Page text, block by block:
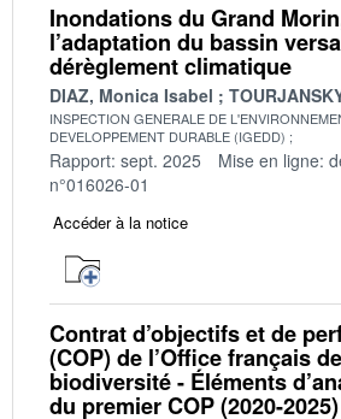
Inondations du Grand
l’adaptation du bassin
dérèglement climatique
DIAZ, Monica Isabel
INSPECTION GENERALE DE
DEVELOPPEMENT DURABLE (IGEDD)
Rapport: sept. 2025 Mise en ligne:
n°016026-01
Accéder à la notice
Contrat d’objectifs et de
(COP) de l’Office français
biodiversité - Éléments
du premier COP (2020-